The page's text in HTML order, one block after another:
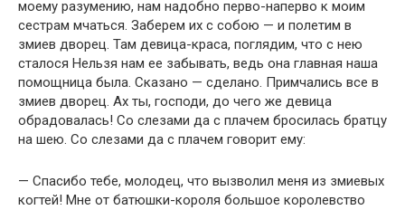
моему разумению, нам надобно перво-наперво к моим
сестрам мчаться. Заберем их с собою — и полетим в
змиев дворец. Там девица-краса, поглядим, что с нею
сталося Нельзя нам ее забывать, ведь она главная наша
помощница была. Сказано — сделано. Примчались все в
змиев дворец. Ах ты, господи, до чего же девица
обрадовалась! Со слезами да с плачем бросилась братцу
на шею. Со слезами да с плачем говорит ему:
— Спасибо тебе, молодец, что вызволил меня из змиевых
когтей! Мне от батюшки-короля большое королевство